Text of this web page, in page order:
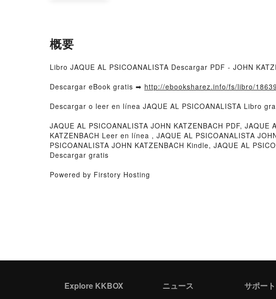
概要
Libro JAQUE AL PSICOANALISTA Descargar PDF - JOHN
Descargar eBook gratis ➡ http://ebooksharez.info/fs/libro/
Descargar o leer en línea JAQUE AL PSICOANALISTA Libro
JAQUE AL PSICOANALISTA JOHN KATZENBACH PDF,
KATZENBACH Leer en línea , JAQUE AL PSICOANALISTA
PSICOANALISTA JOHN KATZENBACH Kindle, JAQUE AL
Descargar gratis
Powered by Firstory Hosting
Explore KKBOX ニュース サポート